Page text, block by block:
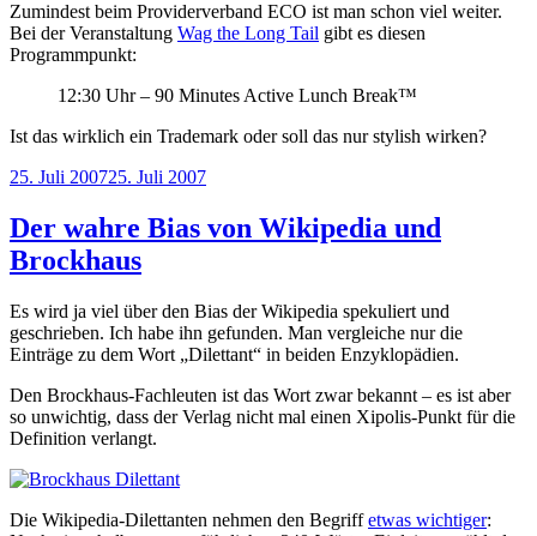
Zumindest beim Providerverband ECO ist man schon viel weiter.
Bei der Veranstaltung Wag the Long Tail gibt es diesen
Programmpunkt:
12:30 Uhr – 90 Minutes Active Lunch Break™
Ist das wirklich ein Trademark oder soll das nur stylish wirken?
Veröffentlicht
25. Juli 200725. Juli 2007
Der wahre Bias von Wikipedia und
Brockhaus
Es wird ja viel über den Bias der Wikipedia spekuliert und
geschrieben. Ich habe ihn gefunden. Man vergleiche nur die
Einträge zu dem Wort „Dilettant“ in beiden Enzyklopädien.
Den Brockhaus-Fachleuten ist das Wort zwar bekannt – es ist aber
so unwichtig, dass der Verlag nicht mal einen Xipolis-Punkt für die
Definition verlangt.
Die Wikipedia-Dilettanten nehmen den Begriffetwas wichtiger: